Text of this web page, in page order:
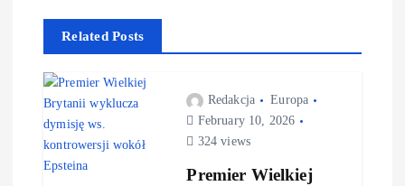
Related Posts
Redakcja
Europa
February 10, 2026
324 views
Premier Wielkiej